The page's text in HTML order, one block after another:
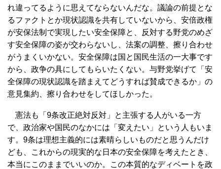
れ違ってるように思えてならないんだな。議論の前提とな
るファクトとか現状認識を共有していないから、安倍政権
が安保法制で実現したい安全保障と、反対する野党のめざ
す安全保障の姿が交わらないし、法案の調整、擦り合わせ
がうまくいかない。安全保障は国と国民生活の一大事です
から、政争の具にしてもらいたくない。与野党挙げて「安
全保障の現状認識を踏まえてどうすれば賛成できるか」の
意見集約、擦り合わせをしてほしかった。
憲法も「9条改正絶対反対」と主張する人がいる一方
で、政治家や国民のなかには「変えたい」という人もいま
す。9条は理想主義的には素晴らしいものだと思うんだけ
ども、これからの現実的な日本の安全保障を考えたとき、
本当にこのままでいいのか。この本質的なディベートを政